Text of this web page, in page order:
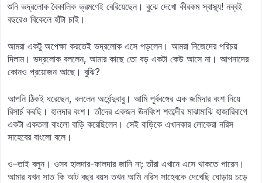
শুনি ভদ্রলোক বৈকালিক ভ্রমণেই বেরিয়েছেন। বুঝে দেখো কীরকম স্বাস্থ্য! নব্বই
বছরেও বিকেলে হাঁটা চাই।
আমরা একটু অপেক্ষা করতেই ভদ্রলোক এসে পড়লেন। আমরা নিজেদের পরিচয়
দিলাম। ভদ্রলোক বললেন, আমার কাছে তো বড় একটা কেউ আসে না। আপনাদের
কোনও প্রয়োজন আছে। বুঝি?
আপনি ঠিকই ধরেছেন, বললেন অর্ধেন্দুবাবু। আমি পূর্ববঙ্গের এক জমিদার বংশ নিয়ে
রিসার্চ করছি। হালদার বংশ। তাঁদের একজন ঊনবিংশ শতাব্দীর মাঝামাঝি হাজারিবাগে
একটা একতলা বাংলো বাড়ি করেছিলেন। সেই বাড়িকে এখানকার লোকেরা নরিস
সাহেবের বাংলো বলে।
ও–তাই বলুন। ওসব হালদার-ফালদার জানি না; তাঁরা এখানে এসে থাকতে পারেন।
আমার যখন সাত কি আট বছর বয়স তখন আমি নরিস সাহেবকে দেখেছি ঘোড়ায় চড়ে